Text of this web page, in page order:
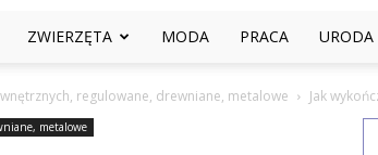
ZWIERZĘTA MODA PRACA URODA
regulowane, drewniane, metalowe Jak
metalowe